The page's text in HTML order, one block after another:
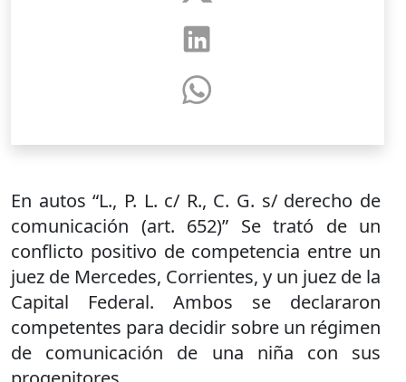
En autos “L., P. L. c/ R., C. G. s/ derecho de
comunicación (art. 652)” Se trató de un
conflicto positivo de competencia entre un
juez de Mercedes, Corrientes, y un juez de la
Capital Federal. Ambos se declararon
competentes para decidir sobre un régimen
de comunicación de una niña con sus